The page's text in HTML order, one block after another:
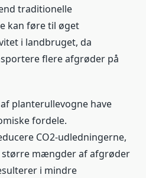
traditionelle
kan føre til øget
i landbruget, da
flere afgrøder på
planterullevogne have
fordele.
CO2-udledningerne,
mængder af afgrøder
i mindre